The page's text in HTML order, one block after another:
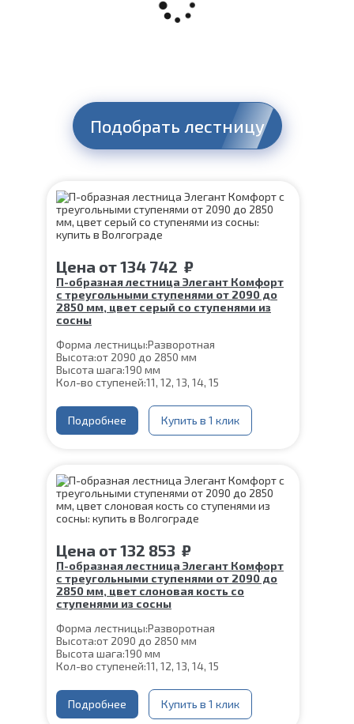
Подобрать лестницу
Цена от134 742 ₽
П-образная лестница Элегант Комфорт
с треугольными ступенями от 2090 до
2850 мм, цвет серый со ступенями из
сосны
Форма лестницы:Разворотная
Высота:от 2090 до 2850 мм
Высота шага:190 мм
Кол-во ступеней:11, 12, 13, 14, 15
Глубина ступени:
300 мм
Материал каркаса:
Сталь
Материал ступеней:Сосна
Угол наклона:39°
Срок гарантии (на металлокаркас):25 лет
Подробнее Купить в 1 клик
Цена от132 853 ₽
П-образная лестница Элегант Комфорт
с треугольными ступенями от 2090 до
2850 мм, цвет слоновая кость со
ступенями из сосны
Форма лестницы:Разворотная
Высота:от 2090 до 2850 мм
Высота шага:190 мм
Кол-во ступеней:11, 12, 13, 14, 15
Глубина ступени:
300 мм
Материал каркаса:
Сталь
Материал ступеней:Сосна
Подробнее Купить в 1 клик